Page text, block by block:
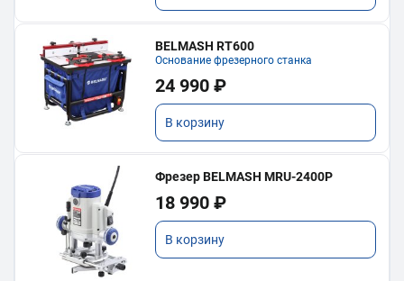
BELMASH RT600
Основание фрезерного станка
24 990 ₽
В корзину
Фрезер BELMASH MRU-2400P
18 990 ₽
В корзину